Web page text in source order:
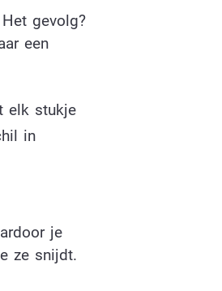
gevolg?
een
elk stukje
in
je
ze snijdt.